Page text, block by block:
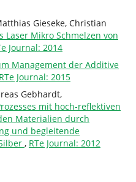
Gieseke, Christian
Laser Mikro Schmelzen von
Journal: 2014
Management der Additive
RTe Journal: 2015
Gebhardt,
mit hoch-reflektiven
Materialien durch
und begleitende
, RTe Journal: 2012